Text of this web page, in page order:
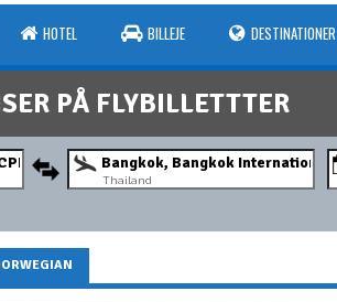
HOTEL BILLEJE DESTINATIONER
PÅ FLYBILLETTTER
Thailand